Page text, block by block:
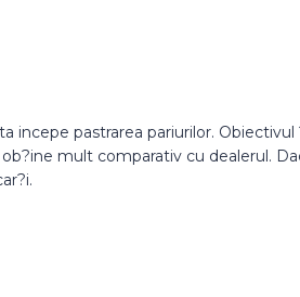
incepe pastrarea pariurilor.
mult comparativ cu dealerul.